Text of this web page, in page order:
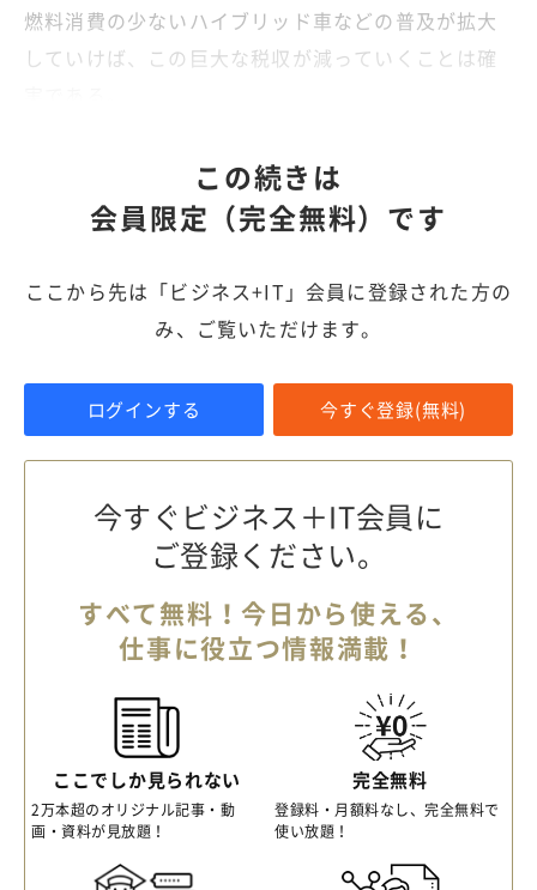
燃料消費の少ないハイブリッド車などの普及が拡大
していけば、この巨大な税収が減っていくことは確
この続きは
会員限定（完全無料）です
ここから先は「ビジネス+IT」会員に登録された方の
み、ご覧いただけます。
ログインする 今すぐ登録(無料)
今すぐビジネス＋IT会員に
ご登録ください。
すべて無料！今日から使える、
仕事に役立つ情報満載！
ここでしか見られない
2万本超のオリジナル記事・動
画・資料が見放題！
完全無料
登録料・月額料なし、完全無料で
使い放題！